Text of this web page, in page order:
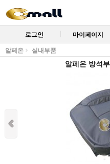
로그인 마이페이지
알페온 실내부품
알페온 방석